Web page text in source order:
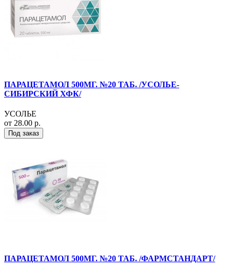
ПАРАЦЕТАМОЛ 500МГ. №20 ТАБ. /УСОЛЬЕ-
СИБИРСКИЙ ХФК/
УСОЛЬЕ
от 28.00 р.
Под заказ
ПАРАЦЕТАМОЛ 500МГ. №20 ТАБ. /ФАРМСТАНДАРТ/